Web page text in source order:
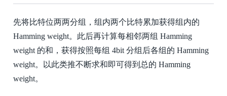
先将比特位两两分组，组内两个比特累加获得组内的
Hamming weight。此后再计算每相邻两组 Hamming
weight 的和，获得按照每组 4bit 分组后各组的 Hamming
weight。以此类推不断求和即可得到总的 Hamming
weight。